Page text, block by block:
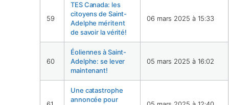
59
TES Canada: les
citoyens de Saint-
Adelphe méritent
de savoir la vérité!
06 mars 2025 à 15:33
60
Éoliennes à Saint-
Adelphe: se lever
maintenant!
05 mars 2025 à 16:02
Une catastrophe
annoncée pour